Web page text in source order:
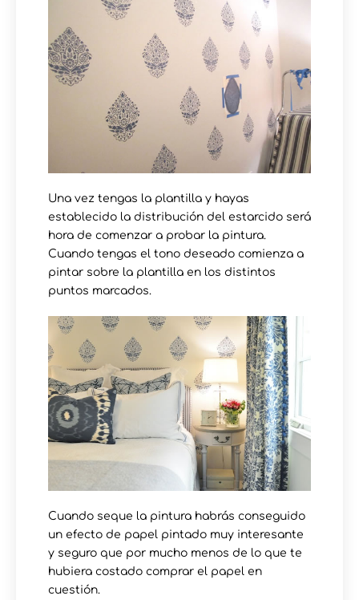
Una vez tengas la plantilla y hayas
establecido la distribución del estarcido será
hora de comenzar a probar la pintura.
Cuando tengas el tono deseado comienza a
pintar sobre la plantilla en los distintos
puntos marcados.
Cuando seque la pintura habrás conseguido
un efecto de papel pintado muy interesante
y seguro que por mucho menos de lo que te
hubiera costado comprar el papel en
cuestión.